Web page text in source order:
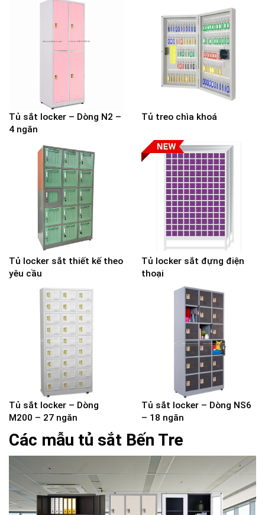
Tủ sắt locker – Dòng N2 –
4 ngăn
Tủ treo chìa khoá
Tủ locker sắt thiết kế theo
yêu cầu
Tủ locker sắt đựng điện
thoại
Tủ sắt locker – Dòng
M200 – 27 ngăn
Tủ sắt locker – Dòng NS6
– 18 ngăn
Các mẫu tủ sắt Bến Tre